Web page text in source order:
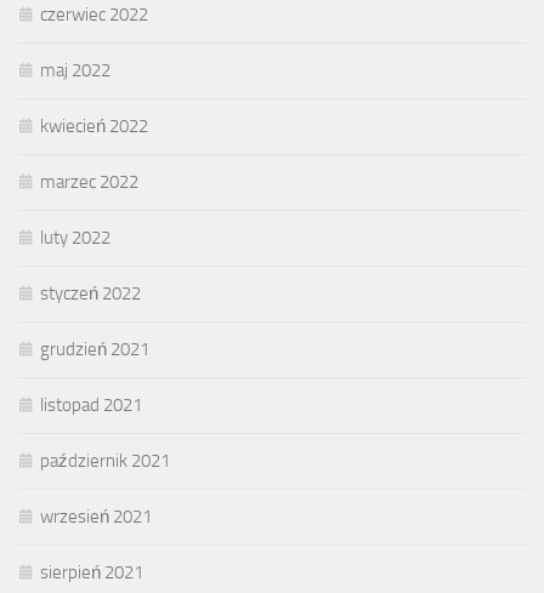
czerwiec 2022
maj 2022
kwiecień 2022
marzec 2022
luty 2022
styczeń 2022
grudzień 2021
listopad 2021
październik 2021
wrzesień 2021
sierpień 2021